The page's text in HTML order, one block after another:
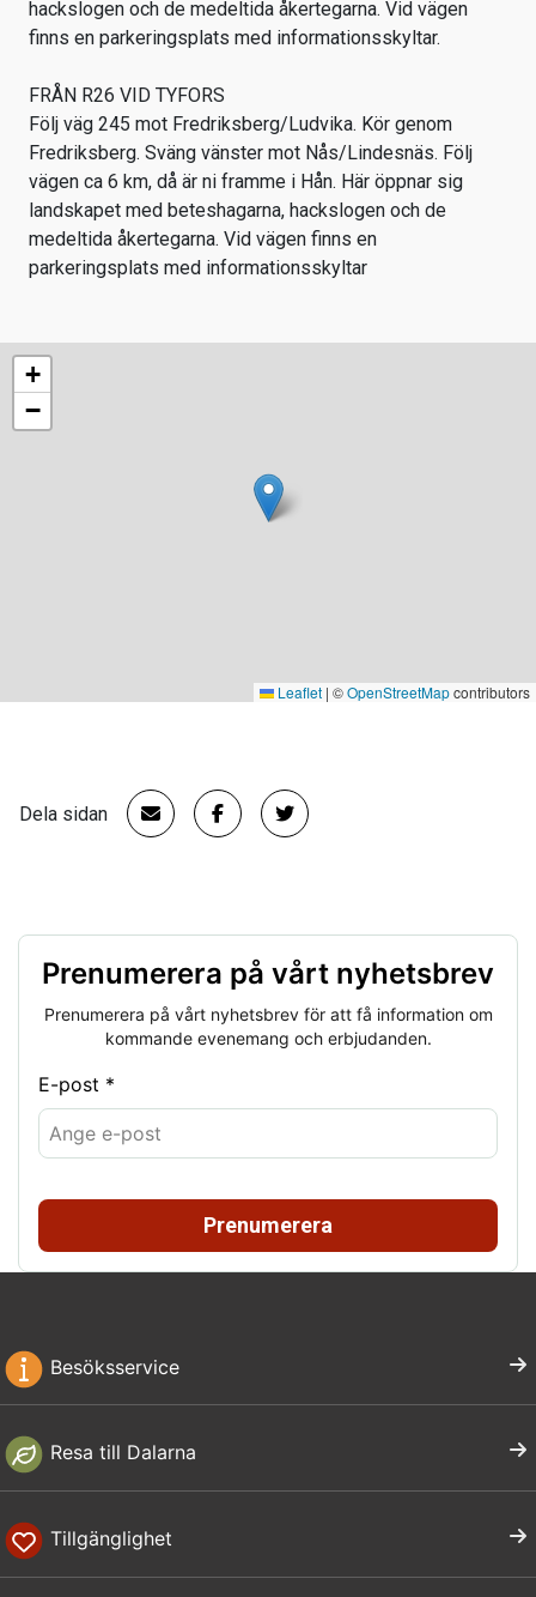
hackslogen och de medeltida åkertegarna. Vid vägen
finns en parkeringsplats med informationsskyltar.
FRÅN R26 VID TYFORS
Följ väg 245 mot Fredriksberg/Ludvika. Kör genom
Fredriksberg. Sväng vänster mot Nås/Lindesnäs. Följ
vägen ca 6 km, då är ni framme i Hån. Här öppnar sig
landskapet med beteshagarna, hackslogen och de
medeltida åkertegarna. Vid vägen finns en
parkeringsplats med informationsskyltar
+
−
Leaflet | ©OpenStreetMapcontributors
Dela sidan
Prenumerera på vårt nyhetsbrev
Prenumerera på vårt nyhetsbrev för att få information om
kommande evenemang och erbjudanden.
E-post *
Prenumerera
Besöksservice
Resa till Dalarna
Tillgänglighet